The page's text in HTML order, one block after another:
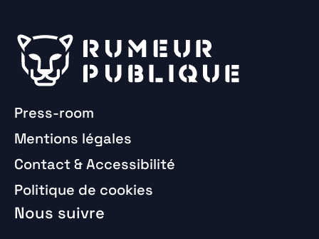
Press-room
Mentions légales
Contact & Accessibilité
Politique de cookies
Nous suivre